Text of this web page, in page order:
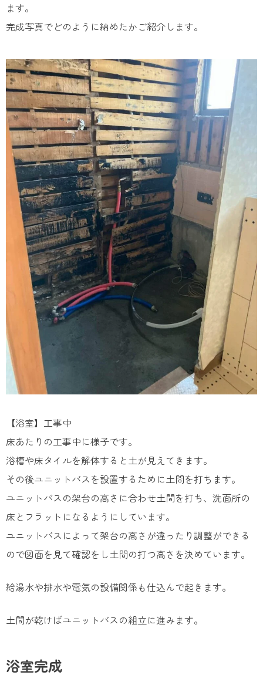
ます。
完成写真でどのように納めたかご紹介します。
【浴室】工事中
床あたりの工事中に様子です。
浴槽や床タイルを解体すると土が見えてきます。
その後ユニットバスを設置するために土間を打ちます。
ユニットバスの架台の高さに合わせ土間を打ち、洗面所の
床とフラットになるようにしています。
ユニットバスによって架台の高さが違ったり調整ができる
ので図面を見て確認をし土間の打つ高さを決めています。
給湯水や排水や電気の設備関係も仕込んで起きます。
土間が乾けばユニットバスの組立に進みます。
浴室完成